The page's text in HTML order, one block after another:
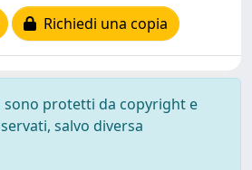
Richiedi una copia
sono protetti da copyright e
salvo diversa